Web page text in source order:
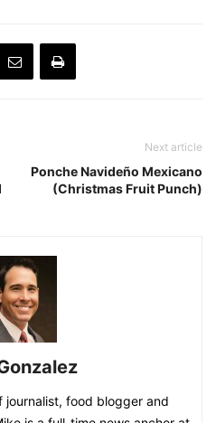
Next article
Ponche Navideño Mexicano
(Christmas Fruit Punch)
journalist, food blogger and